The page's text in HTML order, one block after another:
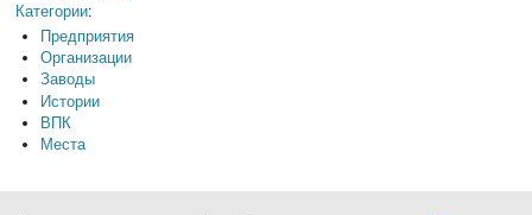
Категории:
Предприятия
Организации
Заводы
Истории
ВПК
Места